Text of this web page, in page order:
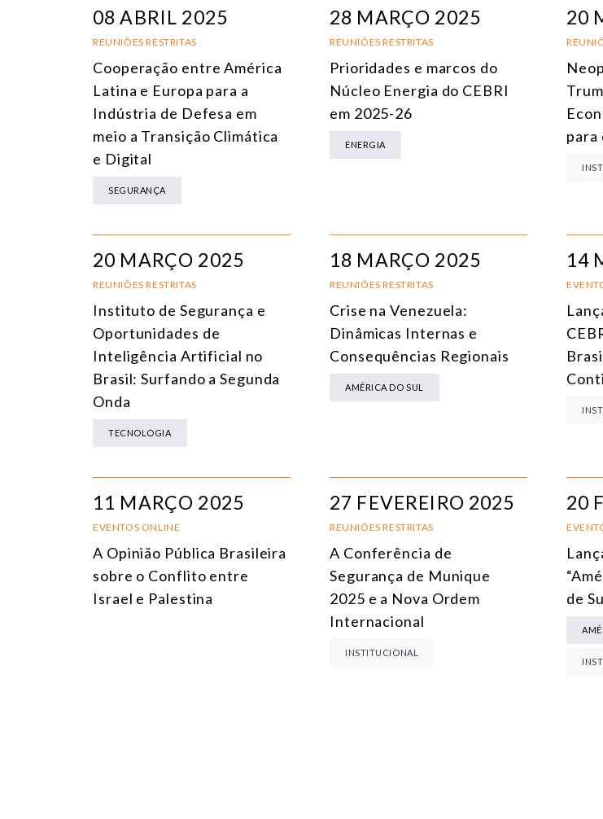
ÁSIA
AGRO
08 ABRIL 2025
REUNIÕES RESTRITAS
Cooperação entre América
Latina e Europa para a
Indústria de Defesa em
meio a Transição Climática
e Digital
SEGURANÇA
28 MARÇO 2025
REUNIÕES RESTRITAS
Prioridades e marcos do
Núcleo Energia do CEBRI
em 2025-26
ENERGIA
20
para
20 MARÇO 2025
REUNIÕES RESTRITAS
Instituto de Segurança e
Oportunidades de
Inteligência Artificial no
Brasil: Surfando a Segunda
Onda
TECNOLOGIA
18 MARÇO 2025
REUNIÕES RESTRITAS
Crise na Venezuela:
Dinâmicas Internas e
Consequências Regionais
AMÉRICA DO SUL
14
11 MARÇO 2025
EVENTOS ONLINE
A Opinião Pública Brasileira
sobre o Conflito entre
Israel e Palestina
27 FEVEREIRO 2025
REUNIÕES RESTRITAS
A Conferência de
Segurança de Munique
2025 e a Nova Ordem
Internacional
INSTITUCIONAL
20
de